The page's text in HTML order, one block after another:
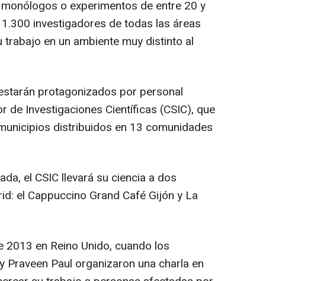
o experimentos de entre 20 y
investigadores de todas las áreas
en un ambiente muy distinto al
protagonizados por personal
de Investigaciones Científicas (CSIC), que
distribuidos en 13 comunidades
el CSIC llevará su ciencia a dos
el Cappuccino Grand Café Gijón y La
en Reino Unido, cuando los
Paul organizaron una charla en